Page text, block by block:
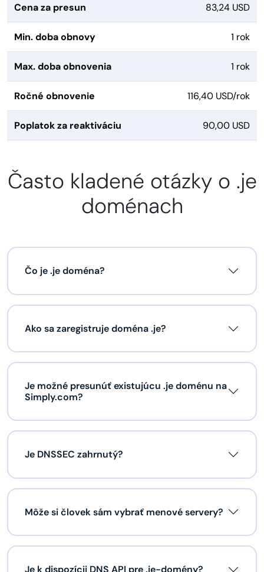
Cena za presun 83,24 USD
Min. doba obnovy 1 rok
Max. doba obnovenia 1 rok
Ročné obnovenie 116,40 USD/rok
Poplatok za reaktiváciu 90,00 USD
Často kladené otázky o .je
doménach
Čo je .je doména?
Ako sa zaregistruje doména .je?
Je možné presunúť existujúcu .je doménu na
Simply.com?
Je DNSSEC zahrnutý?
Môže si človek sám vybrať menové servery?